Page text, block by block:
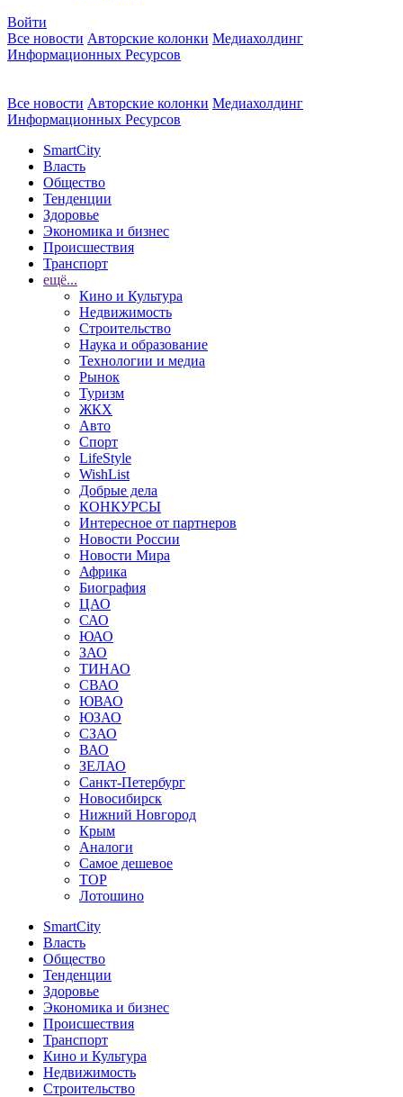
Войти
Все новости Авторские колонки Медиахолдинг
Информационных Ресурсов
Все новости Авторские колонки Медиахолдинг
Информационных Ресурсов
SmartCity
Власть
Общество
Тенденции
Здоровье
Экономика и бизнес
Происшествия
Транспорт
ещё...
Кино и Культура
Недвижимость
Строительство
Наука и образование
Технологии и медиа
Рынок
Туризм
ЖКХ
Авто
Спорт
LifeStyle
WishList
Добрые дела
КОНКУРСЫ
Интересное от партнеров
Новости России
Новости Мира
Африка
Биография
ЦАО
САО
ЮАО
ЗАО
ТИНАО
СВАО
ЮВАО
ЮЗАО
СЗАО
ВАО
ЗЕЛАО
Санкт-Петербург
Новосибирск
Нижний Новгород
Крым
Аналоги
Самое дешевое
TOP
Лотошино
SmartCity
Власть
Общество
Тенденции
Здоровье
Экономика и бизнес
Происшествия
Транспорт
Кино и Культура
Недвижимость
Строительство